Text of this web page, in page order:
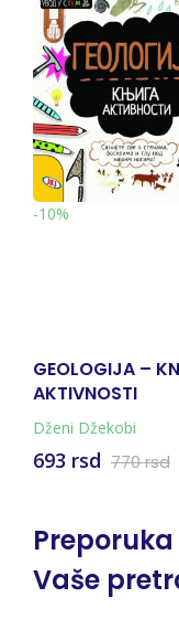
-10%
GEOLOGIJA –
AKTIVNOSTI
Dženi Džekobi
693 rsd 770 rsd
Vaše